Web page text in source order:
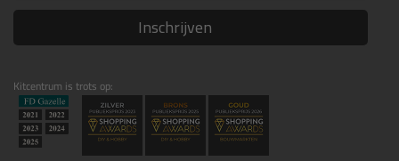
Inschrijven
Kitcentrum is trots op: